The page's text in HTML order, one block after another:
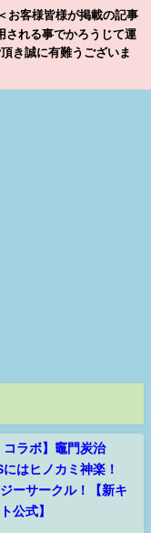
お客様皆様が掲載の記事
される事でかろうじて運
き誠に有難うございま
コラボ】竈門炭治
はヒノカミ神楽！
ーサークル！【新キ
公式】